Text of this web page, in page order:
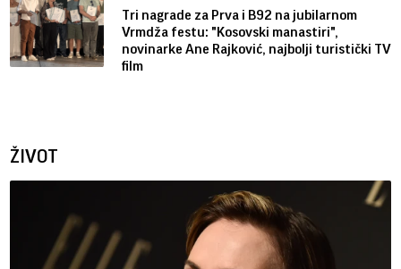
Tri nagrade za Prva i B92 na jubilarnom
Vrmdža festu: "Kosovski manastiri",
novinarke Ane Rajković, najbolji turistički TV
film
ŽIVOT